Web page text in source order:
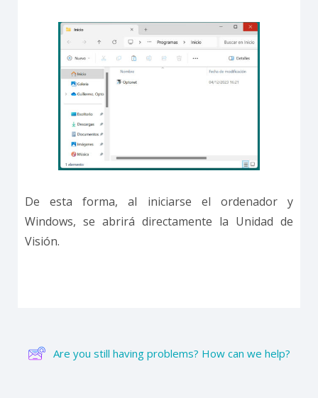
De esta forma, al iniciarse el ordenador y
Windows, se abrirá directamente la Unidad de
Visión.
Are you still having problems? How can we help?